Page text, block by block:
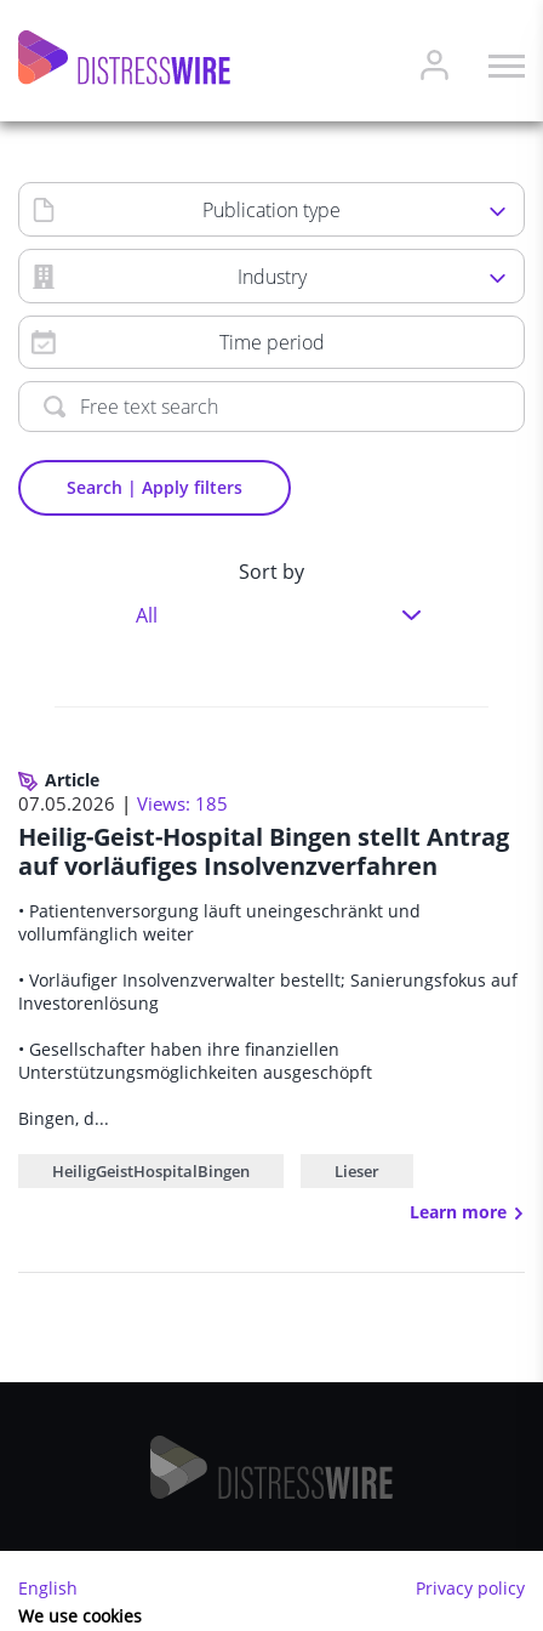
Publication type
Industry
Time period
Sort by
Article
07.05.2026 Views: 185
Heilig-Geist-Hospital Bingen stellt Antrag
auf vorläufiges Insolvenzverfahren
• Patientenversorgung läuft uneingeschränkt und
vollumfänglich weiter
• Vorläufiger Insolvenzverwalter bestellt; Sanierungsfokus auf
Investorenlösung
• Gesellschafter haben ihre finanziellen
Unterstützungsmöglichkeiten ausgeschöpft
Bingen, d...
HeiligGeistHospitalBingen Lieser
Learn more
English
Privacy policy
We use cookies